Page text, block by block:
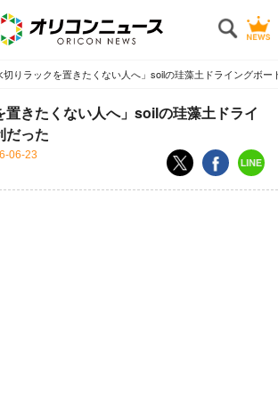
切りラックを置きたくない人へ」soilの珪藻土ドライングボー
置きたくない人へ」soilの珪藻土ドライ
だった
06-23